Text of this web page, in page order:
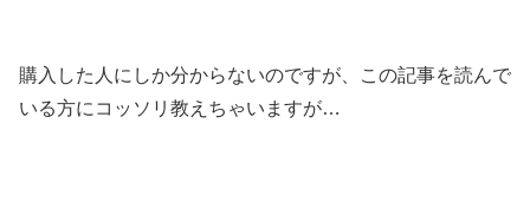
購入した人にしか分からないのですが、この記事を読んで
いる方にコッソリ教えちゃいますが…